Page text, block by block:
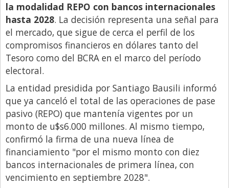
Gastronomia
Internacionales
La Opinión del Director
Legales
Libro de Quejas
Medios
Millonarios
Minuto Lanzamiento
Negocios
Opinion
País
la modalidad REPO con bancos internacionales
hasta 2028. La decisión representa una señal para
el mercado, que sigue de cerca el perfil de los
compromisos financieros en dólares tanto del
Tesoro como del BCRA en el marco del período
electoral.
La entidad presidida por Santiago Bausili informó
que ya canceló el total de las operaciones de pase
pasivo (REPO) que mantenía vigentes por un
monto de u$s6.000 millones. Al mismo tiempo,
confirmó la firma de una nueva línea de
financiamiento "por el mismo monto con diez
bancos internacionales de primera línea, con
vencimiento en septiembre 2028".